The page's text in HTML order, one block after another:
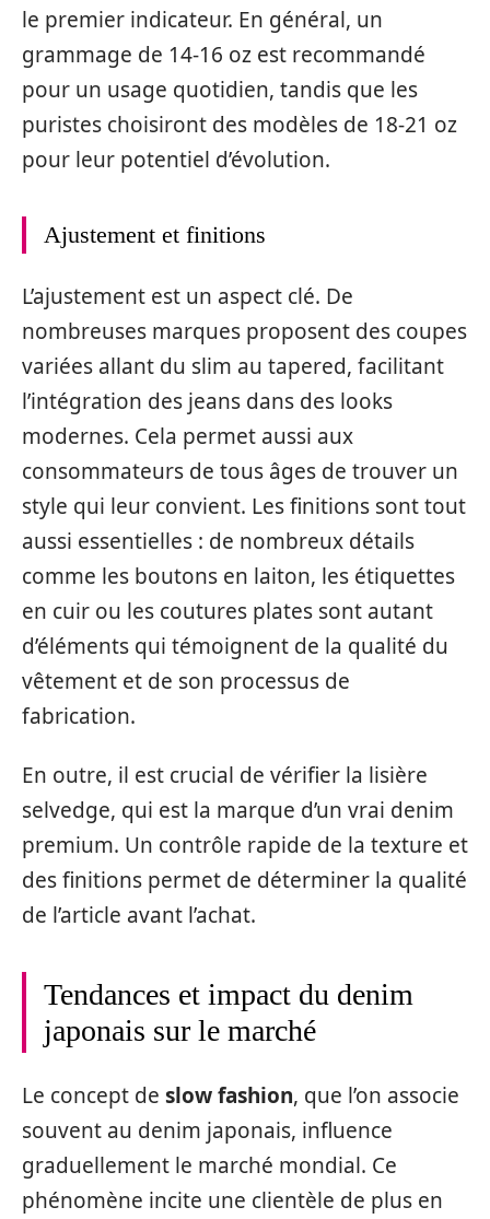
le premier indicateur. En général, un
grammage de 14-16 oz est recommandé
pour un usage quotidien, tandis que les
puristes choisiront des modèles de 18-21 oz
pour leur potentiel d’évolution.
Ajustement et finitions
L’ajustement est un aspect clé. De
nombreuses marques proposent des coupes
variées allant du slim au tapered, facilitant
l’intégration des jeans dans des looks
modernes. Cela permet aussi aux
consommateurs de tous âges de trouver un
style qui leur convient. Les finitions sont tout
aussi essentielles : de nombreux détails
comme les boutons en laiton, les étiquettes
en cuir ou les coutures plates sont autant
d’éléments qui témoignent de la qualité du
vêtement et de son processus de
fabrication.
En outre, il est crucial de vérifier la lisière
selvedge, qui est la marque d’un vrai denim
premium. Un contrôle rapide de la texture et
des finitions permet de déterminer la qualité
de l’article avant l’achat.
Tendances et impact du denim
japonais sur le marché
Le concept de slow fashion, que l’on associe
souvent au denim japonais, influence
graduellement le marché mondial. Ce
phénomène incite une clientèle de plus en